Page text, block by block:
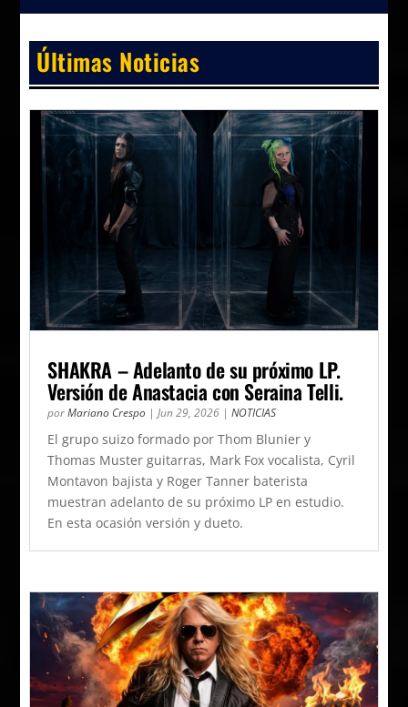
Últimas Noticias
SHAKRA – Adelanto de su próximo LP.
Versión de Anastacia con Seraina Telli.
porMariano Crespo |Jun 29, 2026 |NOTICIAS
El grupo suizo formado por Thom Blunier y
Thomas Muster guitarras, Mark Fox vocalista, Cyril
Montavon bajista y Roger Tanner baterista
muestran adelanto de su próximo LP en estudio.
En esta ocasión versión y dueto.